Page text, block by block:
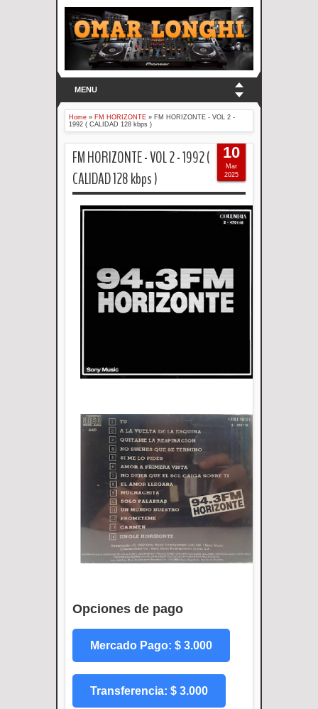
MENU
Home » FM HORIZONTE » FM HORIZONTE - VOL 2 -
1992 ( CALIDAD 128 kbps )
FM HORIZONTE - VOL 2 - 1992 (
CALIDAD 128 kbps )
Opciones de pago
Mercado Pago: $ 3.000
Transferencia: $ 3.000
10
Mar
2025